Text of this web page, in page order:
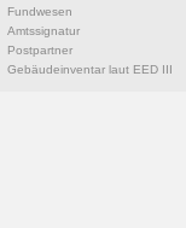
Fundwesen
Amtssignatur
Postpartner
Gebäudeinventar laut EED III